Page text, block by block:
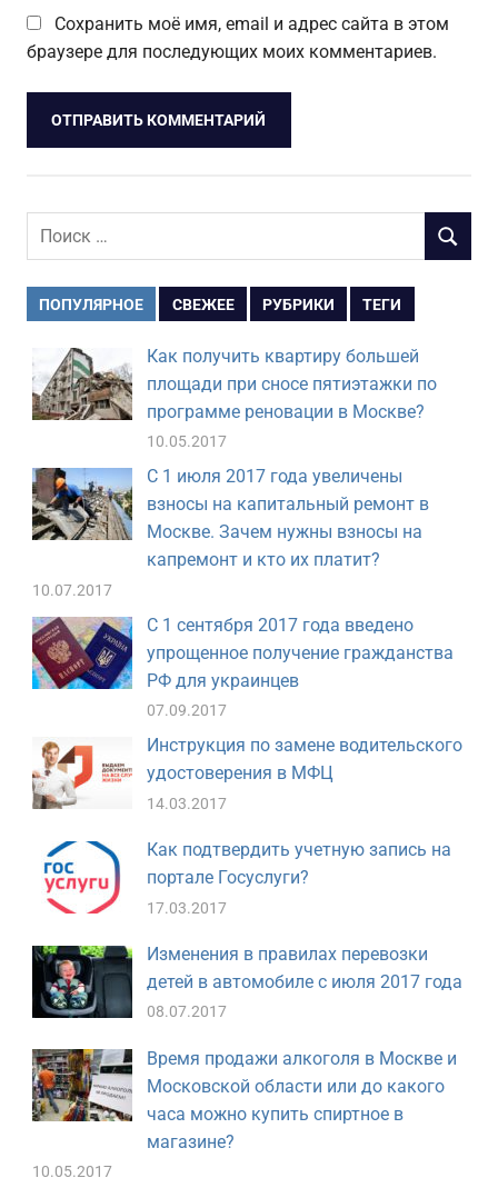
Сохранить моё имя, email и адрес сайта в этом
браузере для последующих моих комментариев.
Поиск
ПОИСК
ПОПУЛЯРНОЕ СВЕЖЕЕ РУБРИКИ ТЕГИ
Как получить квартиру большей
площади при сносе пятиэтажки по
программе реновации в Москве?
10.05.2017
С 1 июля 2017 года увеличены
взносы на капитальный ремонт в
Москве. Зачем нужны взносы на
капремонт и кто их платит?
10.07.2017
С 1 сентября 2017 года введено
упрощенное получение гражданства
РФ для украинцев
07.09.2017
Инструкция по замене водительского
удостоверения в МФЦ
14.03.2017
Как подтвердить учетную запись на
портале Госуслуги?
17.03.2017
Изменения в правилах перевозки
детей в автомобиле с июля 2017 года
08.07.2017
Время продажи алкоголя в Москве и
Московской области или до какого
часа можно купить спиртное в
магазине?
10.05.2017